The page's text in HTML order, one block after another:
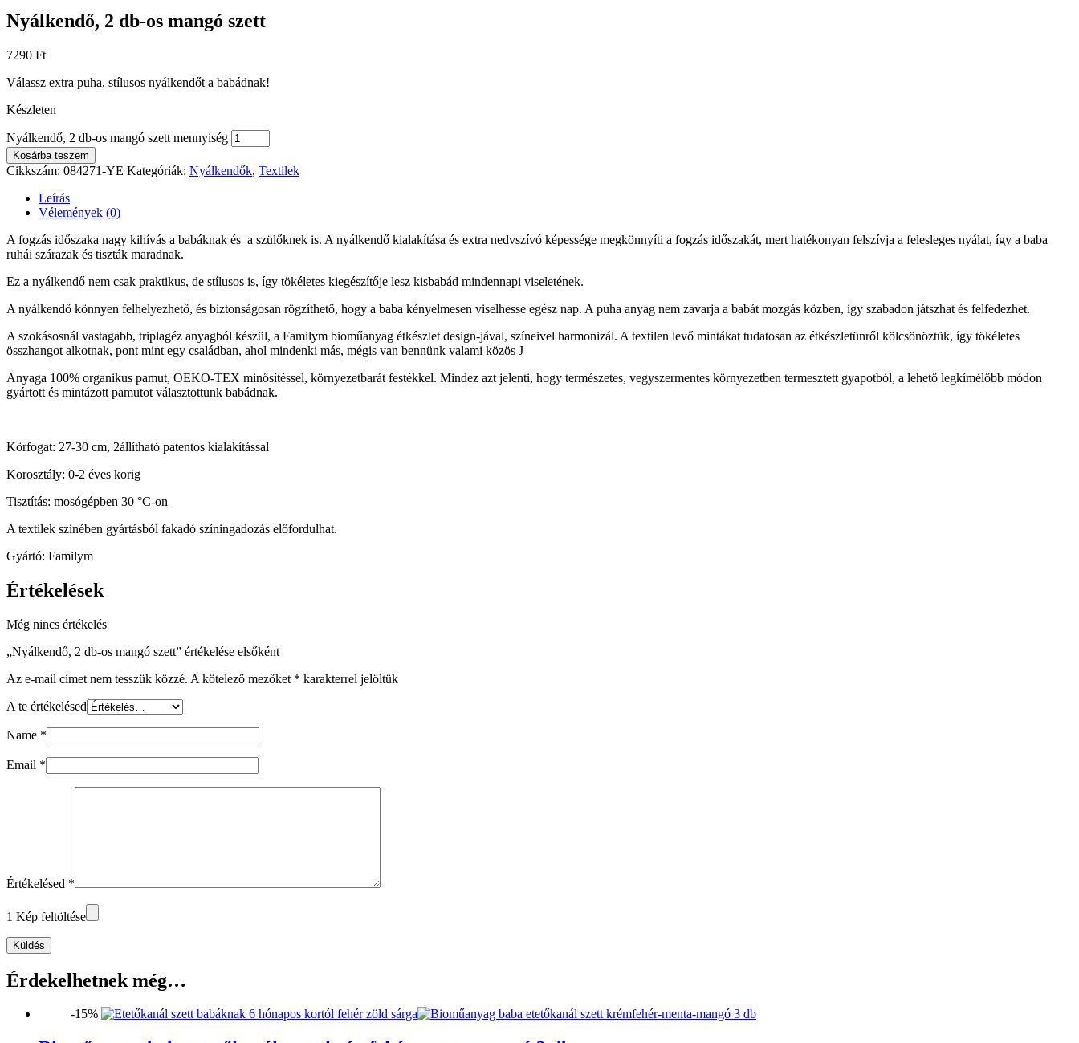
Nyálkendő, 2 db-os mangó szett
7290 Ft
Válassz extra puha, stílusos nyálkendőt a babádnak!
Készleten
Nyálkendő, 2 db-os mangó szett mennyiség
Kosárba teszem
Cikkszám: 084271-YE Kategóriák: Nyálkendők, Textilek
Leírás
Vélemények (0)
A fogzás időszaka nagy kihívás a babáknak és a szülőknek is. A nyálkendő kialakítása és extra nedvszívó képessége megkönnyíti a fogzás időszakát, mert hatékonyan felszívja a felesleges nyálat, így a baba
ruhái szárazak és tiszták maradnak.
Ez a nyálkendő nem csak praktikus, de stílusos is, így tökéletes kiegészítője lesz kisbabád mindennapi viseletének.
A nyálkendő könnyen felhelyezhető, és biztonságosan rögzíthető, hogy a baba kényelmesen viselhesse egész nap. A puha anyag nem zavarja a babát mozgás közben, így szabadon játszhat és felfedezhet.
A szokásosnál vastagabb, triplagéz anyagból készül, a Familym bioműanyag étkészlet design-jával, színeivel harmonizál. A textilen levő mintákat tudatosan az étkészletünről kölcsönöztük, így tökéletes
összhangot alkotnak, pont mint egy családban, ahol mindenki más, mégis van bennünk valami közös J
Anyaga 100% organikus pamut, OEKO-TEX minősítéssel, környezetbarát festékkel. Mindez azt jelenti, hogy természetes, vegyszermentes környezetben termesztett gyapotból, a lehető legkímélőbb módon
gyártott és mintázott pamutot választottunk babádnak.
Körfogat: 27-30 cm, 2állítható patentos kialakítással
Korosztály: 0-2 éves korig
Tisztítás: mosógépben 30 °C-on
A textilek színében gyártásból fakadó színingadozás előfordulhat.
Gyártó: Familym
Értékelések
Még nincs értékelés
„Nyálkendő, 2 db-os mangó szett” értékelése elsőként
Az e-mail címet nem tesszük közzé. A kötelező mezőket * karakterrel jelöltük
A te értékelésed
Name *
Email *
Értékelésed *
1 Kép feltöltése
Küldés
Érdekelhetnek még…
-15%